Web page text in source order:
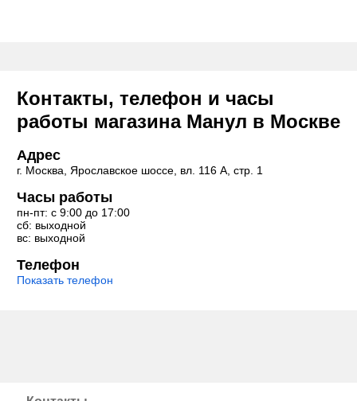
Контакты, телефон и часы
работы магазина Манул в Москве
Адрес
г. Москва, Ярославское шоссе, вл. 116 А, стр. 1
Часы работы
пн-пт: с 9:00 до 17:00
сб: выходной
вс: выходной
Телефон
Показать телефон